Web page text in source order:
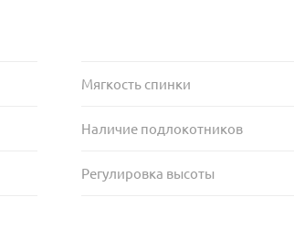
Мягкость спинки
Наличие подлокотников
Регулировка высоты